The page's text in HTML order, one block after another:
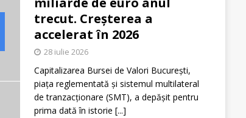
trecut. Creșterea a
accelerat în 2026
28 iulie 2026
Capitalizarea Bursei de Valori București,
piața reglementată și sistemul multilateral
de tranzacționare (SMT), a depășit pentru
prima dată în istorie [...]